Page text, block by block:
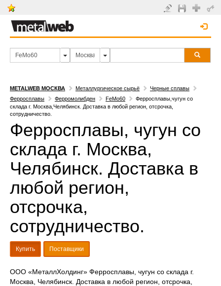
METALWEB МОСКВА Металлургическое сырьё
Черные сплавы
Ферросплавы
Ферромолибден FeMo60
Ферросплавы,чугун со
склада г. Москва,Челябинск. Доставка в любой регион, отсрочка,
сотрудничество.
Ферросплавы, чугун со
склада г. Москва,
Челябинск. Доставка в
любой регион,
отсрочка,
сотрудничество.
Купить Поставщики
ООО «МеталлХолдинг» Ферросплавы, чугун со склада г.
Москва, Челябинск. Доставка в любой регион, отсрочка,